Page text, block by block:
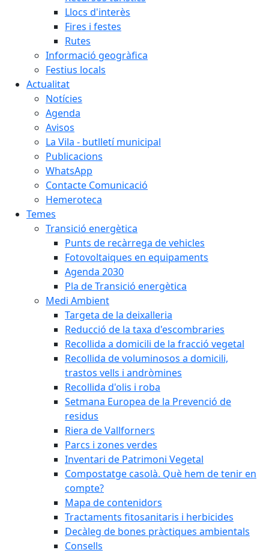
Llocs d'interès
Fires i festes
Rutes
Informació geogràfica
Festius locals
Actualitat
Notícies
Agenda
Avisos
La Vila - butlletí municipal
Publicacions
WhatsApp
Contacte Comunicació
Hemeroteca
Temes
Transició energètica
Punts de recàrrega de vehicles
Fotovoltaiques en equipaments
Agenda 2030
Pla de Transició energètica
Medi Ambient
Targeta de la deixalleria
Reducció de la taxa d'escombraries
Recollida a domicili de la fracció vegetal
Recollida de voluminosos a domicili,
trastos vells i andròmines
Recollida d'olis i roba
Setmana Europea de la Prevenció de
residus
Riera de Vallforners
Parcs i zones verdes
Inventari de Patrimoni Vegetal
Compostatge casolà. Què hem de tenir en
compte?
Mapa de contenidors
Tractaments fitosanitaris i herbicides
Decàleg de bones pràctiques ambientals
Consells